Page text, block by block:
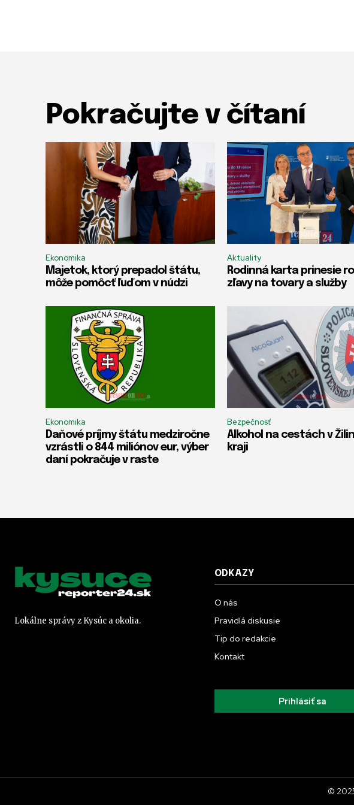
Pokračujte v čítaní
Ekonomika
Majetok, ktorý prepadol štátu,
môže pomôcť ľuďom v núdzi
Aktuality
Rodinná karta prinesie
zľavy na tovary a služby
Ekonomika
Daňové príjmy štátu medziročne
vzrástli o 844 miliónov eur, výber
daní pokračuje v raste
Bezpečnosť
Alkohol na cestách v
kraji
Lokálne správy z Kysúc a okolia.
ODKAZY
O nás
Pravidlá diskusie
Tip do redakcie
Kontakt
Prihlásiť sa
©